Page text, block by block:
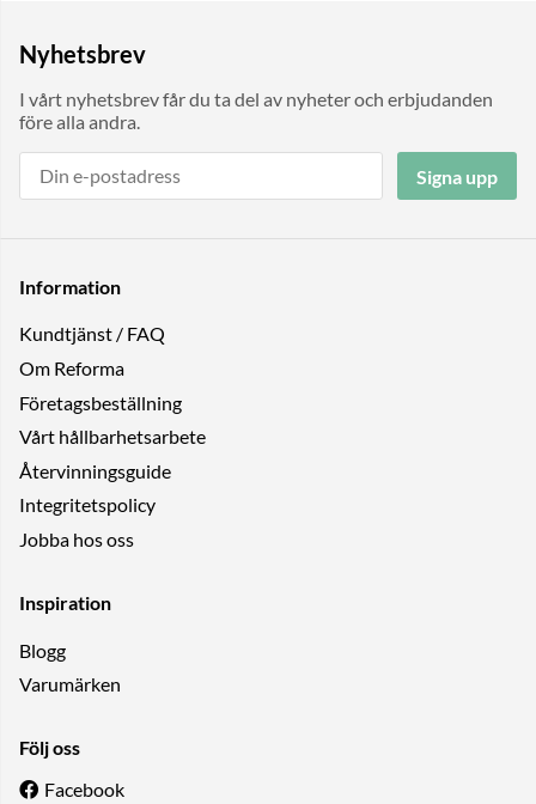
Nyhetsbrev
I vårt nyhetsbrev får du ta del av nyheter och erbjudanden
före alla andra.
Signa upp
Information
Kundtjänst / FAQ
Om Reforma
Företagsbeställning
Vårt hållbarhetsarbete
Återvinningsguide
Integritetspolicy
Jobba hos oss
Inspiration
Blogg
Varumärken
Följ oss
Facebook